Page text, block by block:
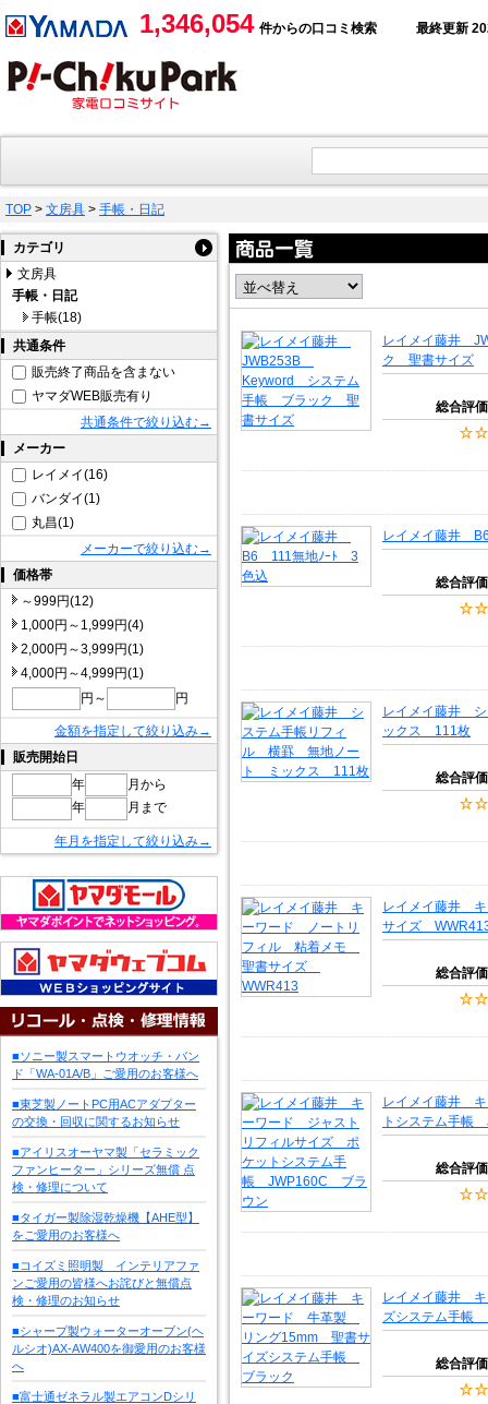
1,346,054 件からの口コミ検索 最終更新
TOP > 文房具 > 手帳・日記
カテゴリ
文房具
手帳・日記
手帳(18)
共通条件
販売終了商品を含まない
ヤマダWEB販売有り
共通条件で絞り込む→
メーカー
レイメイ(16)
バンダイ(1)
丸昌(1)
メーカーで絞り込む→
価格帯
～999円(12)
1,000円～1,999円(4)
2,000円～3,999円(1)
4,000円～4,999円(1)
円～
円
金額を指定して絞り込み→
販売開始日
年
月から
年
月まで
年月を指定して絞り込み→
■ソニー製スマートウオッチ・バン
ド「WA-01A/B」ご愛用のお客様へ
■東芝製ノートPC用ACアダプター
の交換・回収に関するお知らせ
■アイリスオーヤマ製「セラミック
ファンヒーター」シリーズ無償 点
検・修理について
■タイガー製除湿乾燥機【AHE型】
をご愛用のお客様へ
■コイズミ照明製 インテリアファ
ンご愛用の皆様へお詫びと無償点
検・修理のお知らせ
■シャープ製ウォーターオーブン(ヘ
ルシオ)AX-AW400を御愛用のお客様
へ
■富士通ゼネラル製エアコンDシリ
レイメイ藤井
ク 聖書サイズ
総合評価
レイメイ藤井
総合評価
レイメイ藤井
ックス 111枚
総合評価
レイメイ藤井
サイズ
総合評価
レイメイ藤井
トシステム手
総合評価
レイメイ藤井
ズシステム手帳
総合評価